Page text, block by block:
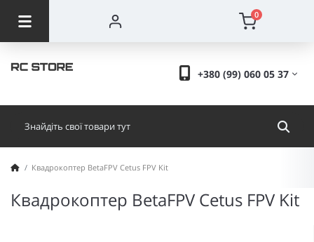
0
+380 (99) 060 05 37
Квадрокоптер BetaFPV Cetus FPV Kit
Квадрокоптер BetaFPV Cetus FPV Kit